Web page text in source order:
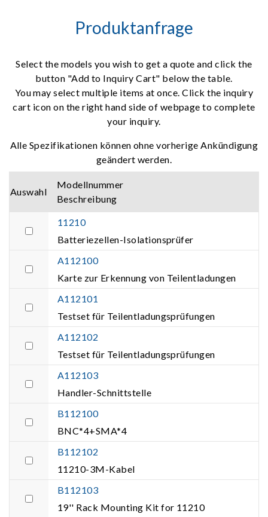
Produktanfrage
Select the models you wish to get a quote and click the
button "Add to Inquiry Cart" below the table.
You may select multiple items at once. Click the inquiry
cart icon on the right hand side of webpage to complete
your inquiry.
Alle Spezifikationen können ohne vorherige Ankündigung
geändert werden.
Auswahl
Modellnummer
Beschreibung
11210
Batteriezellen-Isolationsprüfer
A112100
Karte zur Erkennung von Teilentladungen
A112101
Testset für Teilentladungsprüfungen
A112102
Testset für Teilentladungsprüfungen
A112103
Handler-Schnittstelle
B112100
BNC*4+SMA*4
B112102
11210-3M-Kabel
B112103
19'' Rack Mounting Kit for 11210